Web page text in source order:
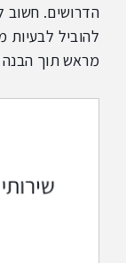
הדרושים. חשוב
להוביל לבעיות
מראש תוך